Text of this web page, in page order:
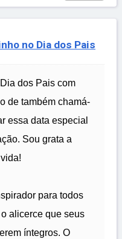
no Dia dos Pais
dos Pais com
de também chamá-
essa data especial
Sou grata a
para todos
alicerce que seus
íntegros. O